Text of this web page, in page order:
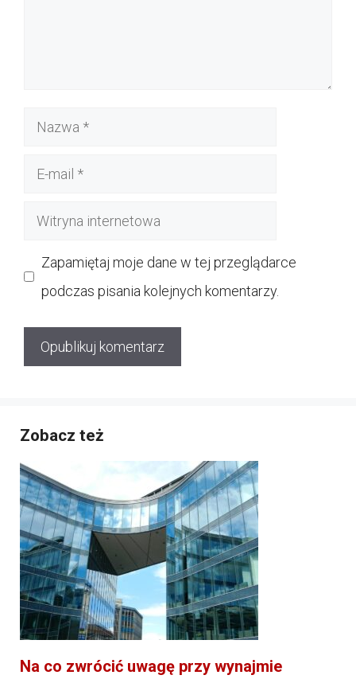
Nazwa
Witryna
Zapamiętaj moje dane w tej przeglądarce
podczas pisania kolejnych komentarzy.
Zobacz też
Na co zwrócić uwagę przy wynajmie